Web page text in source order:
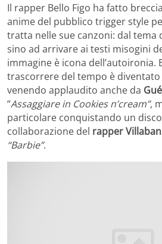
Il rapper Bello Figo ha fatto
anime del pubblico trigger style
tratta nelle sue canzoni: dal tema
sino ad arrivare ai testi misogini
immagine è icona dell’autoironia.
trascorrere del tempo è diventato
venendo applaudito anche da Gué
“Assaggiare in Cookies n’cream”,
particolare conquistando un
collaborazione del rapper
“Barbie”.